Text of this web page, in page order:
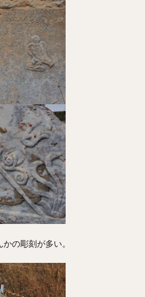
の彫刻が多い。